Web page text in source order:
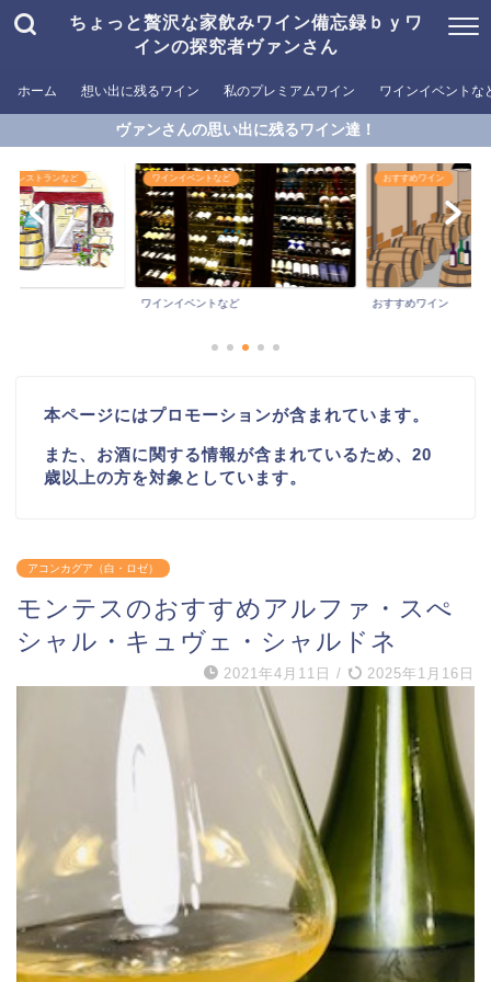
ちょっと贅沢な家飲みワイン備忘録ｂｙワ
インの探究者ヴァンさん
ホーム 想い出に残るワイン 私のプレミアムワイン ワインイベントな
ヴァンさんの思い出に残るワイン達！
るレストランなど ワインイベントなど
ワインイベントなど
おすすめワイン
おすすめワイン
本ページにはプロモーションが含まれています。
また、お酒に関する情報が含まれているため、20
歳以上の方を対象としています。
アコンカグア（白・ロゼ）
モンテスのおすすめアルファ・スぺ
シャル・キュヴェ・シャルドネ
2021年4月11日 / 2025年1月16日